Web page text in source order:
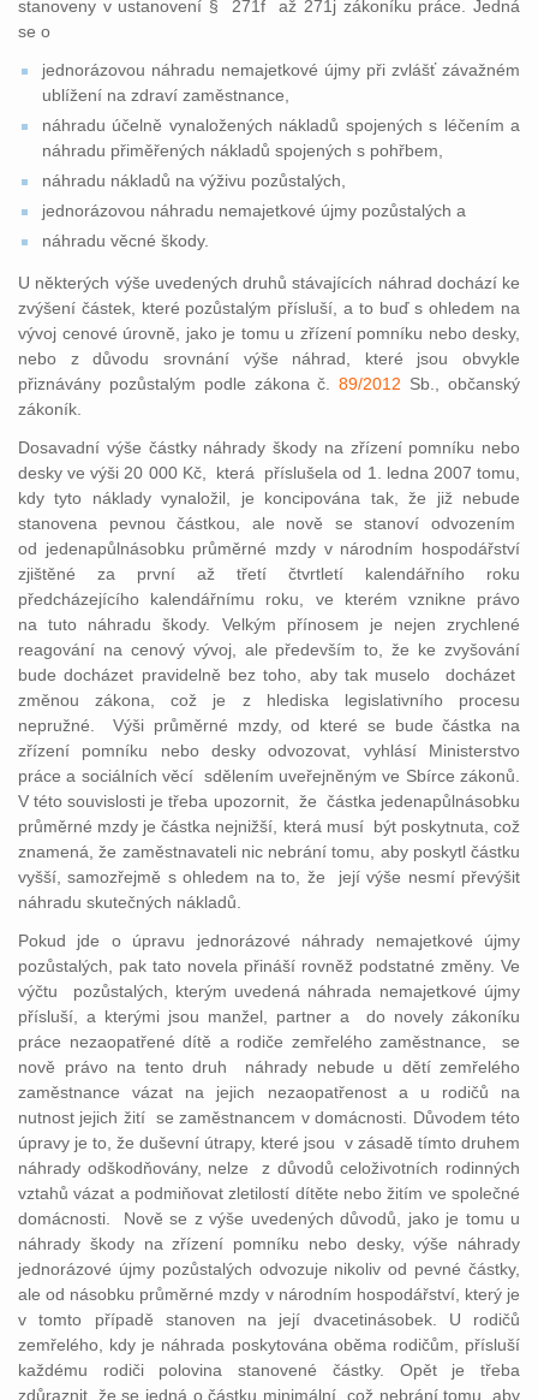
stanoveny v ustanovení § 271f až 271j zákoníku práce. Jedná
se o
jednorázovou náhradu nemajetkové újmy při zvlášť závažném
ublížení na zdraví zaměstnance,
náhradu účelně vynaložených nákladů spojených s léčením a
náhradu přiměřených nákladů spojených s pohřbem,
náhradu nákladů na výživu pozůstalých,
jednorázovou náhradu nemajetkové újmy pozůstalých a
náhradu věcné škody.
U některých výše uvedených druhů stávajících náhrad dochází ke
zvýšení částek, které pozůstalým přísluší, a to buď s ohledem na
vývoj cenové úrovně, jako je tomu u zřízení pomníku nebo desky,
nebo z důvodu srovnání výše náhrad, které jsou obvykle
přiznávány pozůstalým podle zákona č.89/2012 Sb., občanský
zákoník.
Dosavadní výše částky náhrady škody na zřízení pomníku nebo
desky ve výši 20 000 Kč, která příslušela od 1. ledna 2007 tomu,
kdy tyto náklady vynaložil, je koncipována tak, že již nebude
stanovena pevnou částkou, ale nově se stanoví odvozením
od jedenapůlnásobku průměrné mzdy v národním hospodářství
zjištěné za první až třetí čtvrtletí kalendářního roku
předcházejícího kalendářnímu roku, ve kterém vznikne právo
na tuto náhradu škody. Velkým přínosem je nejen zrychlené
reagování na cenový vývoj, ale především to, že ke zvyšování
bude docházet pravidelně bez toho, aby tak muselo docházet
změnou zákona, což je z hlediska legislativního procesu
nepružné. Výši průměrné mzdy, od které se bude částka na
zřízení pomníku nebo desky odvozovat, vyhlásí Ministerstvo
práce a sociálních věcí sdělením uveřejněným ve Sbírce zákonů.
V této souvislosti je třeba upozornit, že částka jedenapůlnásobku
průměrné mzdy je částka nejnižší, která musí být poskytnuta, což
znamená, že zaměstnavateli nic nebrání tomu, aby poskytl částku
vyšší, samozřejmě s ohledem na to, že její výše nesmí převýšit
náhradu skutečných nákladů.
Pokud jde o úpravu jednorázové náhrady nemajetkové újmy
pozůstalých, pak tato novela přináší rovněž podstatné změny. Ve
výčtu pozůstalých, kterým uvedená náhrada nemajetkové újmy
přísluší, a kterými jsou manžel, partner a do novely zákoníku
práce nezaopatřené dítě a rodiče zemřelého zaměstnance, se
nově právo na tento druh náhrady nebude u dětí zemřelého
zaměstnance vázat na jejich nezaopatřenost a u rodičů na
nutnost jejich žití se zaměstnancem v domácnosti. Důvodem této
úpravy je to, že duševní útrapy, které jsou v zásadě tímto druhem
náhrady odškodňovány, nelze z důvodů celoživotních rodinných
vztahů vázat a podmiňovat zletilostí dítěte nebo žitím ve společné
domácnosti. Nově se z výše uvedených důvodů, jako je tomu u
náhrady škody na zřízení pomníku nebo desky, výše náhrady
jednorázové újmy pozůstalých odvozuje nikoliv od pevné částky,
ale od násobku průměrné mzdy v národním hospodářství, který je
v tomto případě stanoven na její dvacetinásobek. U rodičů
zemřelého, kdy je náhrada poskytována oběma rodičům, přísluší
každému rodiči polovina stanovené částky. Opět je třeba
zdůraznit, že se jedná o částku minimální, což nebrání tomu, aby